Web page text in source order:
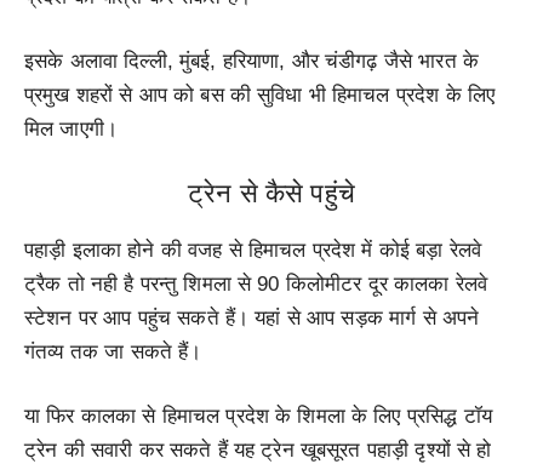
इसके अलावा दिल्ली, मुंबई, हरियाणा, और चंडीगढ़ जैसे भारत के
प्रमुख शहरों से आप को बस की सुविधा भी हिमाचल प्रदेश के लिए
मिल जाएगी।
ट्रेन से कैसे पहुंचे
पहाड़ी इलाका होने की वजह से हिमाचल प्रदेश में कोई बड़ा रेलवे
ट्रैक तो नही है परन्तु शिमला से 90 किलोमीटर दूर कालका रेलवे
स्टेशन पर आप पहुंच सकते हैं। यहां से आप सड़क मार्ग से अपने
गंतव्य तक जा सकते हैं।
या फिर कालका से हिमाचल प्रदेश के शिमला के लिए प्रसिद्ध टॉय
ट्रेन की सवारी कर सकते हैं यह ट्रेन खूबसूरत पहाड़ी दृश्यों से हो